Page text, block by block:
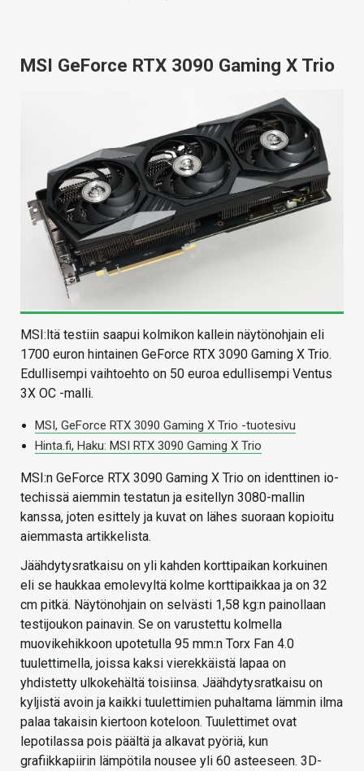
MSI GeForce RTX 3090 Gaming X Trio
MSI:ltä testiin saapui kolmikon kallein näytönohjain eli
1700 euron hintainen GeForce RTX 3090 Gaming X Trio.
Edullisempi vaihtoehto on 50 euroa edullisempi Ventus
3X OC -malli.
MSI, GeForce RTX 3090 Gaming X Trio -tuotesivu
Hinta.fi, Haku: MSI RTX 3090 Gaming X Trio
MSI:n GeForce RTX 3090 Gaming X Trio on identtinen io-
techissä aiemmin testatun ja esitellyn 3080-mallin
kanssa, joten esittely ja kuvat on lähes suoraan kopioitu
aiemmasta artikkelista.
Jäähdytysratkaisu on yli kahden korttipaikan korkuinen
eli se haukkaa emolevyltä kolme korttipaikkaa ja on 32
cm pitkä. Näytönohjain on selvästi 1,58 kg:n painollaan
testijoukon painavin. Se on varustettu kolmella
muovikehikkoon upotetulla 95 mm:n Torx Fan 4.0
tuulettimella, joissa kaksi vierekkäistä lapaa on
yhdistetty ulkokehältä toisiinsa. Jäähdytysratkaisu on
kyljistä avoin ja kaikki tuulettimien puhaltama lämmin ilma
palaa takaisin kiertoon koteloon. Tuulettimet ovat
lepotilassa pois päältä ja alkavat pyöriä, kun
grafiikkapiirin lämpötila nousee yli 60 asteeseen. 3D-